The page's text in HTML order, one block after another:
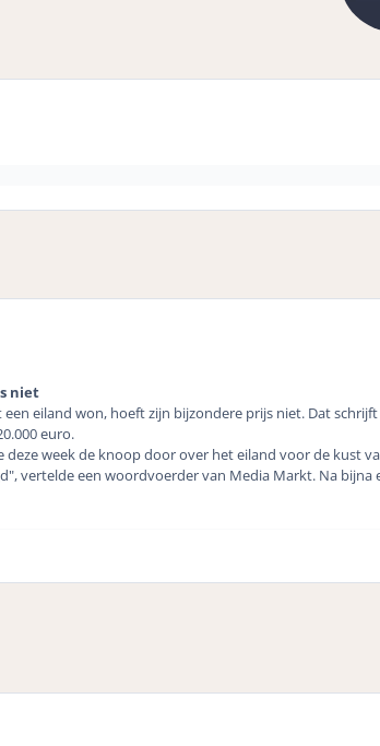
niet
eiland won, hoeft zijn bijzondere prijs niet. Dat
euro.
deze week de knoop door over het eiland voor de kust
vertelde een woordvoerder van Media Markt. Na bijna